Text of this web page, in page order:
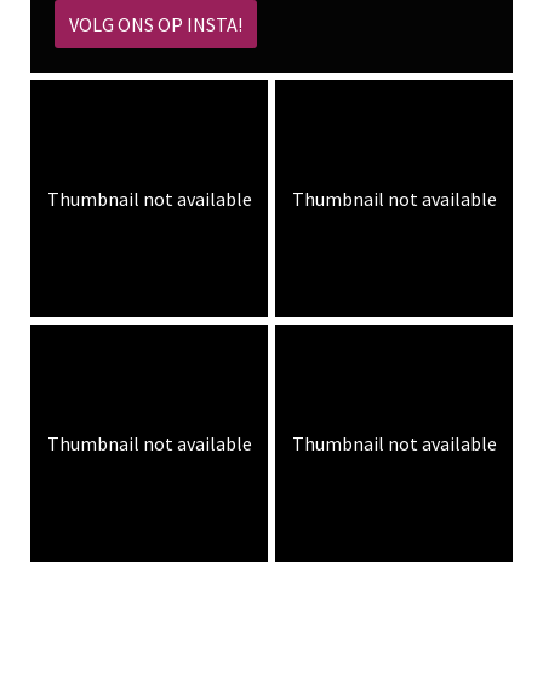
VOLG ONS OP INSTA!
Thumbnail not available Thumbnail not available
Thumbnail not available Thumbnail not available